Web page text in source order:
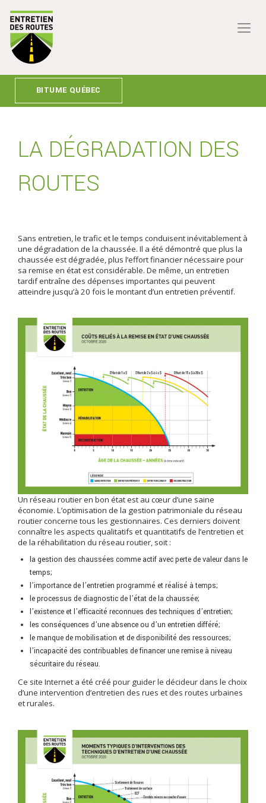
BITUME QUÉBEC
LA DÉGRADATION DES
ROUTES
Sans entretien, le trafic et le temps conduisent inévitablement à
une dégradation de la chaussée. Il a été démontré que plus la
chaussée est dégradée, plus l’effort financier nécessaire pour
sa remise en état est considérable. De même, un entretien
tardif entraîne des dépenses importantes qui peuvent
atteindre jusqu’à 20 fois le montant d’un entretien préventif.
Un réseau routier en bon état est au cœur d’une saine
économie. L’optimisation de la gestion patrimoniale du réseau
routier concerne tous les gestionnaires. Ces derniers doivent
connaître les aspects qualitatifs et quantitatifs de l’entretien et
de la réhabilitation du réseau routier, soit :
la gestion des chaussées comme actif avec perte de valeur dans le
temps;
l’importance de l’entretien programmé et réalisé à temps;
le processus de diagnostic de l’état de la chaussée;
l’existence et l’efficacité reconnues des techniques d’entretien;
les conséquences d’une absence ou d’un entretien différé;
le manque de mobilisation et de disponibilité des ressources;
l’incapacité des contribuables de financer une remise à niveau
sécuritaire du réseau.
Ce site Internet a été créé pour guider le décideur dans le choix
d’une intervention d’entretien des rues et des routes urbaines
et rurales.